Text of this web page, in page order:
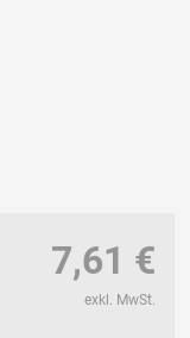
7,61 €
exkl. MwSt.